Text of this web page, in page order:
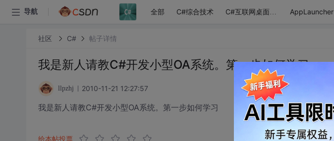
导航 全部 C#综合技术 C#互联网桌面应用 AppLauncher
社区 C# 帖子详情
我是新人请教C#开发小型OA系统。第一步如何学习
llpzhj 2010-11-21 12:27:57
我是新人请教C#开发小型OA系统。第一步如何学习
给本帖投票